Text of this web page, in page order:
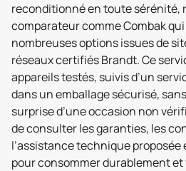
reconditionné en toute sérénité,
comparateur comme Combak
nombreuses options issues de
réseaux certifiés Brandt. Ce
appareils testés, suivis d’un
dans un emballage sécurisé,
surprise d’une occasion non
de consulter les garanties, les
l’assistance technique
pour consommer durablement